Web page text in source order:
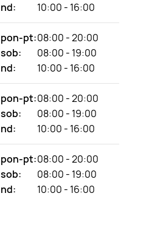
nd:
10:00 - 16:00
pon-pt:08:00 - 20:00
sob:
08:00 - 19:00
nd:
10:00 - 16:00
pon-pt:08:00 - 20:00
sob:
08:00 - 19:00
nd:
10:00 - 16:00
pon-pt:08:00 - 20:00
sob:
08:00 - 19:00
nd:
10:00 - 16:00